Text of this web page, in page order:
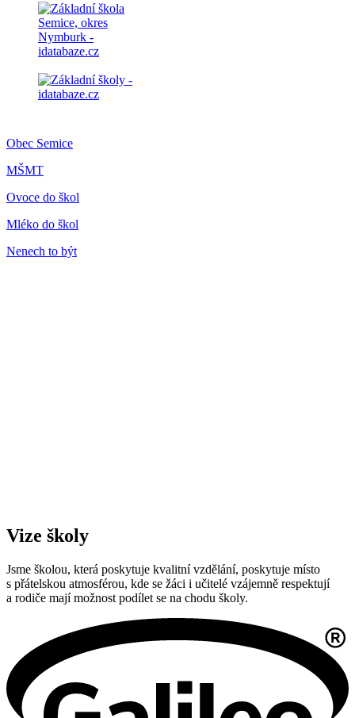
Obec Semice
MŠMT
Ovoce do škol
Mléko do škol
Nenech to být
Vize školy
Jsme školou, která poskytuje kvalitní vzdělání, poskytuje místo
s přátelskou atmosférou, kde se žáci i učitelé vzájemně respektují
a rodiče mají možnost podílet se na chodu školy.